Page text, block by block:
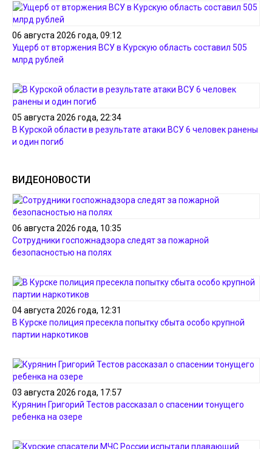
06 августа 2026 года, 09:12
Ущерб от вторжения ВСУ в Курскую область составил 505
млрд рублей
05 августа 2026 года, 22:34
В Курской области в результате атаки ВСУ 6 человек ранены
и один погиб
ВИДЕОНОВОСТИ
06 августа 2026 года, 10:35
Сотрудники госпожнадзора следят за пожарной
безопасностью на полях
04 августа 2026 года, 12:31
В Курске полиция пресекла попытку сбыта особо крупной
партии наркотиков
03 августа 2026 года, 17:57
Курянин Григорий Тестов рассказал о спасении тонущего
ребенка на озере